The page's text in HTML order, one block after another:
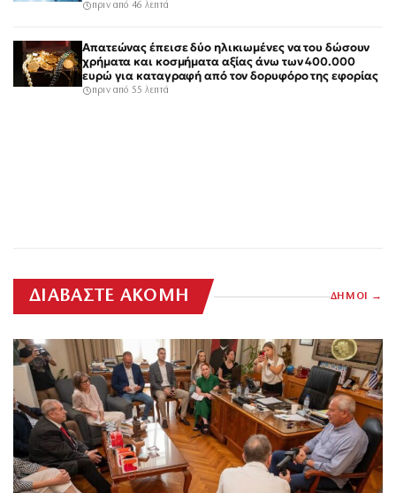
πριν από 46 λεπτά
Απατεώνας έπεισε δύο ηλικιωμένες να του δώσουν
χρήματα και κοσμήματα αξίας άνω των 400.000
ευρώ για καταγραφή από τον δορυφόρο της εφορίας
πριν από 55 λεπτά
ΔΙΑΒΑΣΤΕ ΑΚΟΜΗ ΔΗΜΟΙ